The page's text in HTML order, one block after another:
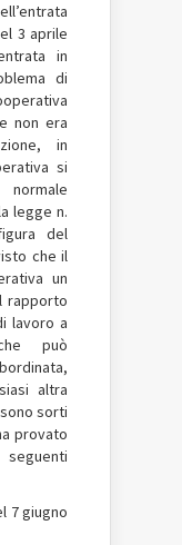
3 aprile
in
di
non era
in
si
legge n.
del
che il
un
rapporto
lavoro a
può
altra
sorti
provato
7 giugno